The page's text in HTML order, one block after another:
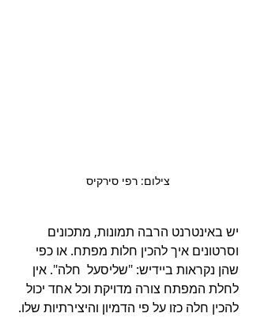
צילום: רפי סירקיס
יש באינטרנט הרבה תמונות, מתכונים
וסרטונים איך להכין חלות מפתח. או כפי
שהן נקראות ביידיש: "שליסעל  חלה". אין
לחלת המפתח צורה מדויקת וכל אחד יכול
להכין חלה כזו על פי הדמיון והיצירתיות שלו.